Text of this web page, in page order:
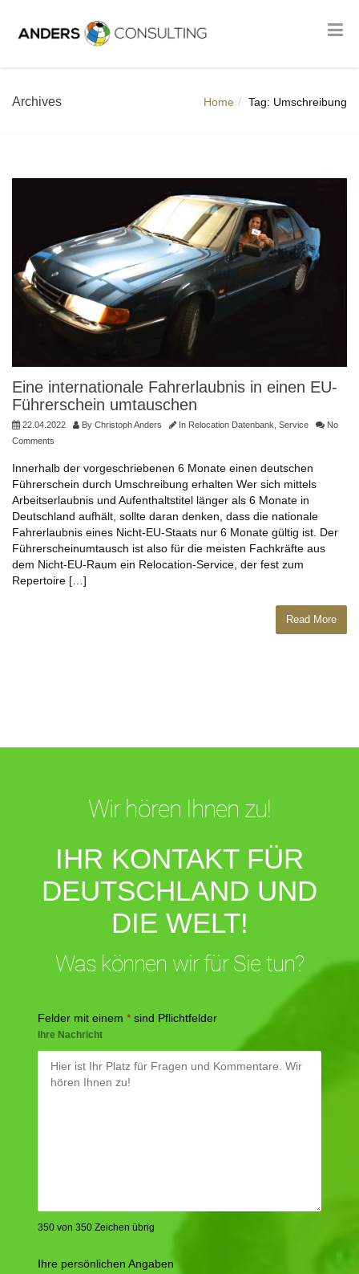
Archives Home Tag: Umschreibung
Eine internationale Fahrerlaubnis in einen EU-
Führerschein umtauschen
22.04.2022 By Christoph Anders In Relocation Datenbank Service
No
Comments
Innerhalb der vorgeschriebenen 6 Monate einen deutschen
Führerschein durch Umschreibung erhalten Wer sich mittels
Arbeitserlaubnis und Aufenthaltstitel länger als 6 Monate in
Deutschland aufhält, sollte daran denken, dass die nationale
Fahrerlaubnis eines Nicht-EU-Staats nur 6 Monate gültig ist. Der
Führerscheinumtausch ist also für die meisten Fachkräfte aus
dem Nicht-EU-Raum ein Relocation-Service, der fest zum
Repertoire […]
Read More
Wir hören Ihnen zu!
IHR KONTAKT FÜR
DEUTSCHLAND UND
DIE WELT!
Was können wir für Sie tun?
Felder mit einem * sind Pflichtfelder
Ihre Nachricht
350 von 350 Zeichen übrig
Ihre persönlichen Angaben